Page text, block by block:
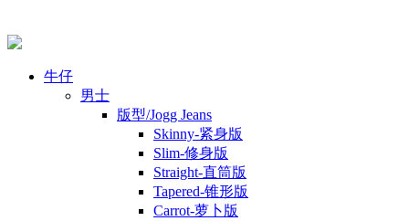
牛仔
男士
版型/Jogg Jeans
Skinny-紧身版
Slim-修身版
Straight-直筒版
Tapered-锥形版
Carrot-萝卜版